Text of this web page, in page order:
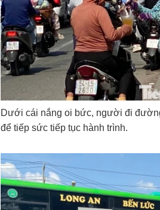
Dưới cái nắng oi bức, người đi
để tiếp sức tiếp tục hành trình.